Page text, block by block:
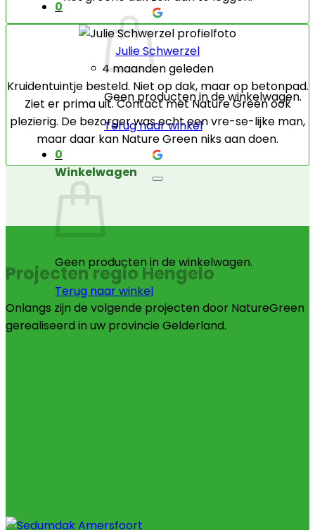
0
Geen producten in de winkelwagen.
Terug naar winkel
0
Winkelwagen
Geen producten in de winkelwagen.
Terug naar winkel
Julie Schwerzel
4 maanden geleden
Kruidentuintje besteld. Niet op dak, maar op betonpad.
Ziet er prima uit. Contact met Nature Green ook
plezierig. De bezorger was echt een vre-se-lijke man,
maar daar kan Nature Green niks aan doen.
Projecten regio Hengelo
Onlangs zijn de volgende projecten door NatureGreen
gerealiseerd in uw provincie Gelderland.